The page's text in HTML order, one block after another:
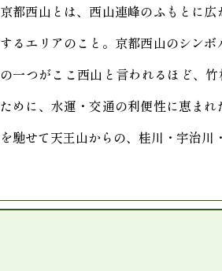
京都西山とは、西山連峰のふもとに
するエリアのこと。京都西山のシン
の一つがここ西山と言われるほど、
ために、水運・交通の利便性に恵ま
を馳せて天王山からの、桂川・宇治